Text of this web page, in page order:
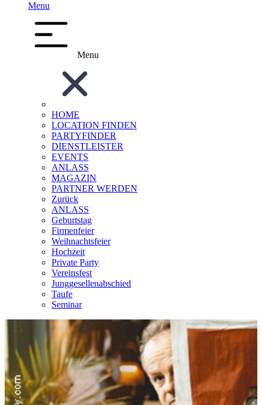
Menu
Menu
HOME
LOCATION FINDEN
PARTYFINDER
DIENSTLEISTER
EVENTS
ANLASS
MAGAZIN
PARTNER WERDEN
Zurück
ANLASS
Geburtstag
Firmenfeier
Weihnachtsfeier
Hochzeit
Private Party
Vereinsfest
Junggesellenabschied
Taufe
Seminar